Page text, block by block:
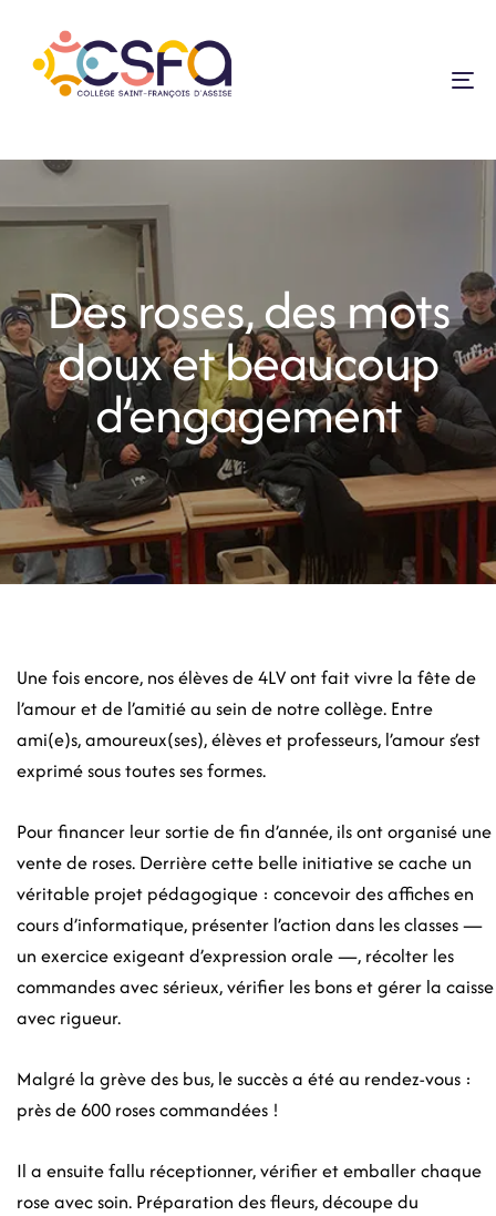
Des roses, des mots
doux et beaucoup
d’engagement
Une fois encore, nos élèves de 4LV ont fait vivre la fête de
l’amour et de l’amitié au sein de notre collège. Entre
ami(e)s, amoureux(ses), élèves et professeurs, l’amour s’est
exprimé sous toutes ses formes.
Pour financer leur sortie de fin d’année, ils ont organisé une
vente de roses. Derrière cette belle initiative se cache un
véritable projet pédagogique : concevoir des affiches en
cours d’informatique, présenter l’action dans les classes —
un exercice exigeant d’expression orale —, récolter les
commandes avec sérieux, vérifier les bons et gérer la caisse
avec rigueur.
Malgré la grève des bus, le succès a été au rendez-vous :
près de 600 roses commandées !
Il a ensuite fallu réceptionner, vérifier et emballer chaque
rose avec soin. Préparation des fleurs, découpe du